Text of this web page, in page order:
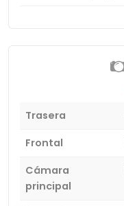
Trasera
Frontal
Cámara
principal